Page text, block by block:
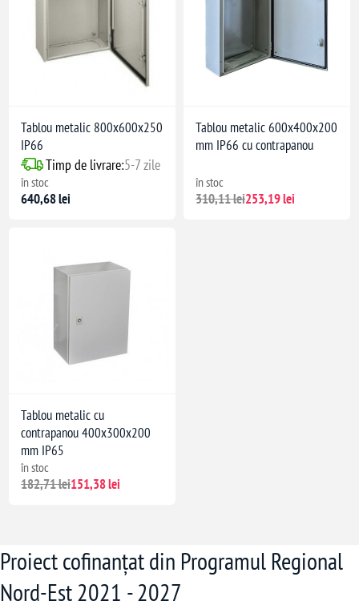
Tablou metalic 800x600x250
IP66
Timp de livrare:5-7 zile
în stoc
640,68 lei
Tablou metalic 600x400x200
mm IP66 cu contrapanou
în stoc
310,11 lei253,19 lei
Tablou metalic cu
contrapanou 400x300x200
mm IP65
în stoc
182,71 lei151,38 lei
Proiect cofinanțat din Programul Regional
Nord-Est 2021 - 2027